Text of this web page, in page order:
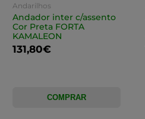
Andarilhos
Andador inter c/assento
Cor Preta FORTA
KAMALEON
131,80€
COMPRAR